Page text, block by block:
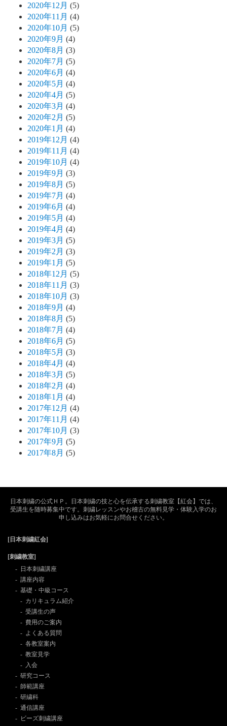
2020年12月 (5)
2020年11月 (4)
2020年10月 (5)
2020年9月 (4)
2020年8月 (3)
2020年7月 (5)
2020年6月 (4)
2020年5月 (4)
2020年4月 (5)
2020年3月 (4)
2020年2月 (5)
2020年1月 (4)
2019年12月 (4)
2019年11月 (4)
2019年10月 (4)
2019年9月 (3)
2019年8月 (5)
2019年7月 (4)
2019年6月 (4)
2019年5月 (4)
2019年4月 (4)
2019年3月 (5)
2019年2月 (3)
2019年1月 (5)
2018年12月 (5)
2018年11月 (3)
2018年10月 (3)
2018年9月 (4)
2018年8月 (5)
2018年7月 (4)
2018年6月 (5)
2018年5月 (3)
2018年4月 (4)
2018年3月 (5)
2018年2月 (4)
2018年1月 (4)
2017年12月 (4)
2017年11月 (4)
2017年10月 (3)
2017年9月 (5)
2017年8月 (5)
日本刺繍の公式ＨＰ。日本刺繍の技と心を伝承する刺繍教室【紅会】では、
受講生を随時募集中です。刺繍レッスンやお稽古の無料見学・体験入学のお
申し込みはお気軽にお問合せください。
[日本刺繍紅会]
[刺繍教室]
日本刺繍講座
講座内容
基礎・中級コース
カリキュラム紹介
受講生の声
費用のご案内
よくある質問
各教室案内
教室見学
入会
研究コース
師範講座
研繍科
通信講座
ビーズ刺繍講座